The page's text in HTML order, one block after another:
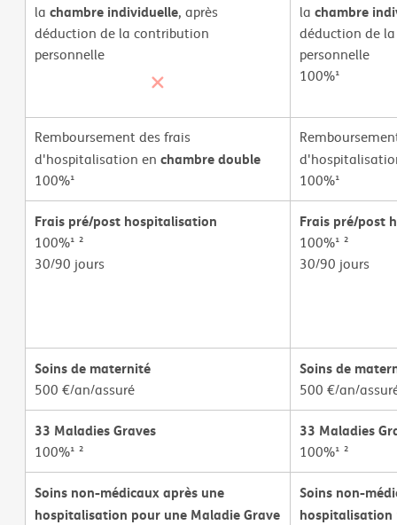
la chambre individuelle, après
déduction de la contribution
personnelle
Remboursement des frais
d'hospitalisation en chambre double
100%¹
Frais pré/post hospitalisation
100%¹ ²
30/90 jours
Soins de maternité
500 €/an/assuré
33 Maladies Graves
100%¹ ²
Soins non-médicaux après une
hospitalisation pour une Maladie Grave
la chambre
déduction de
personnelle
100%¹
100%¹
Frais pré/post
100%¹ ²
30/90 jours
Soins de
500 €/an/
33 Maladies
100%¹ ²
Soins non-
hospitalisation